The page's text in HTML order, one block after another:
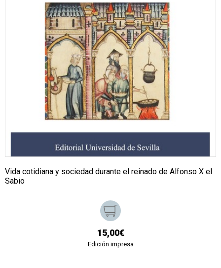
Vida cotidiana y sociedad durante el reinado de Alfonso X el
Sabio
15,00€
Edición impresa